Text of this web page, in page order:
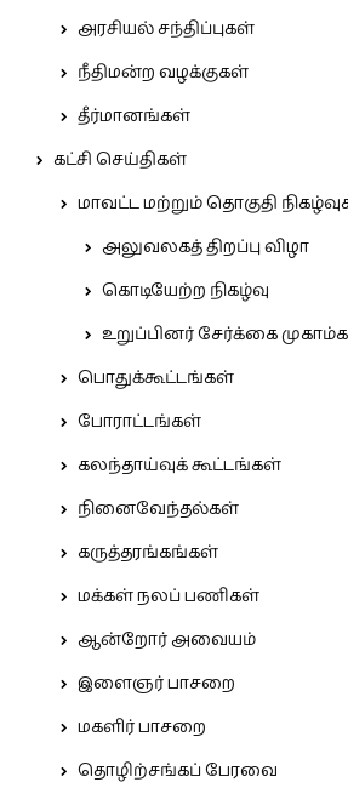
அரசியல் சந்திப்புகள்
நீதிமன்ற வழக்குகள்
தீர்மானங்கள்
கட்சி செய்திகள்
மாவட்ட மற்றும் தொகுதி
அலுவலகத் திறப்பு விழா
கொடியேற்ற நிகழ்வு
உறுப்பினர் சேர்க்கை
பொதுக்கூட்டங்கள்
போராட்டங்கள்
கலந்தாய்வுக் கூட்டங்கள்
நினைவேந்தல்கள்
கருத்தரங்கங்கள்
மக்கள் நலப் பணிகள்
ஆன்றோர் அவையம்
இளைஞர் பாசறை
மகளிர் பாசறை
தொழிற்சங்கப் பேரவை